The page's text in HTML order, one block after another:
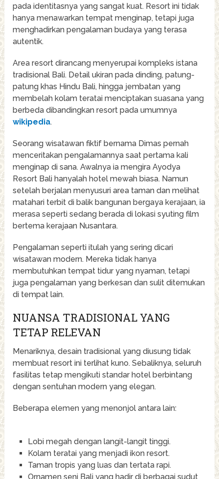
pada identitasnya yang sangat kuat. Resort ini tidak
hanya menawarkan tempat menginap, tetapi juga
menghadirkan pengalaman budaya yang terasa
autentik.
Area resort dirancang menyerupai kompleks istana
tradisional Bali. Detail ukiran pada dinding, patung-
patung khas Hindu Bali, hingga jembatan yang
membelah kolam teratai menciptakan suasana yang
berbeda dibandingkan resort pada umumnya
wikipedia.
Seorang wisatawan fiktif bernama Dimas pernah
menceritakan pengalamannya saat pertama kali
menginap di sana. Awalnya ia mengira Ayodya
Resort Bali hanyalah hotel mewah biasa. Namun
setelah berjalan menyusuri area taman dan melihat
matahari terbit di balik bangunan bergaya kerajaan, ia
merasa seperti sedang berada di lokasi syuting film
bertema kerajaan Nusantara.
Pengalaman seperti itulah yang sering dicari
wisatawan modern. Mereka tidak hanya
membutuhkan tempat tidur yang nyaman, tetapi
juga pengalaman yang berkesan dan sulit ditemukan
di tempat lain.
NUANSA TRADISIONAL YANG
TETAP RELEVAN
Menariknya, desain tradisional yang diusung tidak
membuat resort ini terlihat kuno. Sebaliknya, seluruh
fasilitas tetap mengikuti standar hotel berbintang
dengan sentuhan modern yang elegan.
Beberapa elemen yang menonjol antara lain:
Lobi megah dengan langit-langit tinggi.
Kolam teratai yang menjadi ikon resort.
Taman tropis yang luas dan tertata rapi.
Ornamen seni Bali yang hadir di berbagai sudut